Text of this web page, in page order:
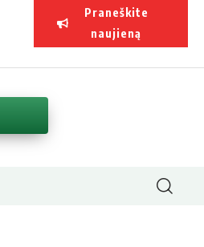
Praneškite
naujieną